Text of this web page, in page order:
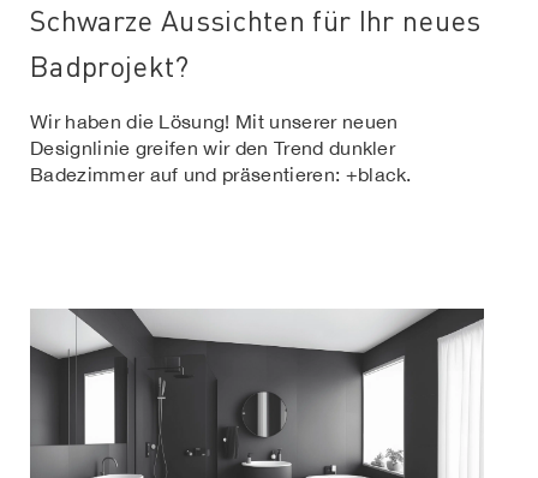
Schwarze Aussichten für Ihr neues
Badprojekt?
Wir haben die Lösung! Mit unserer neuen
Designlinie greifen wir den Trend dunkler
Badezimmer auf und präsentieren: +black.